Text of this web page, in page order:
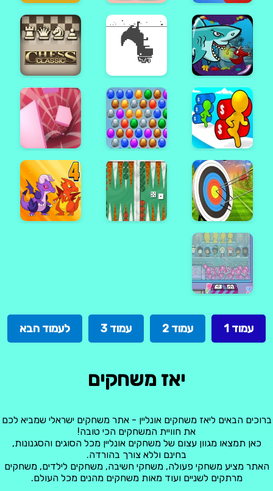
עמוד 1 עמוד 2 עמוד 3 לעמוד הבא
יאז משחקים
ברוכים הבאים ליאז משחקים אונליין - אתר משחקים ישראלי שמביא לכם
את חוויית המשחקים הכי טובה!
כאן תמצאו מגוון עצום של משחקים אונליין מכל הסוגים והסגנונות,
בחינם וללא צורך בהורדה.
האתר מציע משחקי פעולה, משחקי חשיבה, משחקים לילדים, משחקים
מרתקים לשניים ועוד מאות משחקים מהנים מכל העולם.